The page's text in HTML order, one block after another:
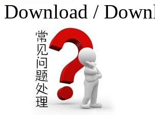
Download /